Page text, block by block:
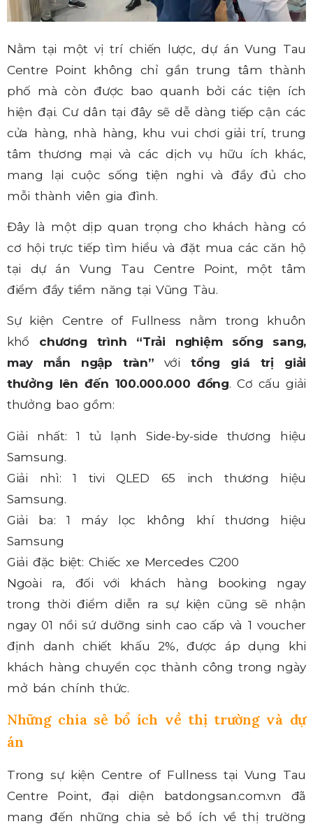
Nằm tại một vị trí chiến lược, dự án Vung Tau
Centre Point không chỉ gần trung tâm thành
phố mà còn được bao quanh bởi các tiện ích
hiện đại. Cư dân tại đây sẽ dễ dàng tiếp cận các
cửa hàng, nhà hàng, khu vui chơi giải trí, trung
tâm thương mại và các dịch vụ hữu ích khác,
mang lại cuộc sống tiện nghi và đầy đủ cho
mỗi thành viên gia đình.
Đây là một dịp quan trọng cho khách hàng có
cơ hội trực tiếp tìm hiểu và đặt mua các căn hộ
tại dự án Vung Tau Centre Point, một tâm
điểm đầy tiềm năng tại Vũng Tàu.
Sự kiện Centre of Fullness nằm trong khuôn
khổ chương trình “Trải nghiệm sống sang,
may mắn ngập tràn” với tổng giá trị giải
thưởng lên đến 100.000.000 đồng. Cơ cấu giải
thưởng bao gồm:
Giải nhất: 1 tủ lạnh Side-by-side thương hiệu
Samsung.
Giải nhì: 1 tivi QLED 65 inch thương hiệu
Samsung.
Giải ba: 1 máy lọc không khí thương hiệu
Samsung
Giải đặc biệt: Chiếc xe Mercedes C200
Ngoài ra, đối với khách hàng booking ngay
trong thời điểm diễn ra sự kiện cũng sẽ nhận
ngay 01 nồi sứ dưỡng sinh cao cấp và 1 voucher
định danh chiết khấu 2%, được áp dụng khi
khách hàng chuyển cọc thành công trong ngày
mở bán chính thức.
Những chia sẻ bổ ích về thị trường và dự
án
Trong sự kiện Centre of Fullness tại Vung Tau
Centre Point, đại diện batdongsan.com.vn đã
mang đến những chia sẻ bổ ích về thị trường